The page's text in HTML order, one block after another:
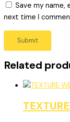
Save my name,
next time I
Related